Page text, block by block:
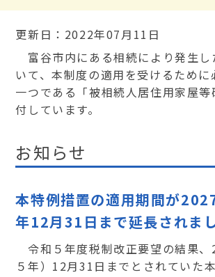
更新日：2022年07月11日
富谷市内にある相続により発生し
いて、本制度の適用を受けるために
一つである「被相続人居住用家屋等
付しています。
お知らせ
本特例措置の適用期間が
年12月31日まで延長されまし
令和５年度税制改正要望の結果
５年）12月31日までとされていた